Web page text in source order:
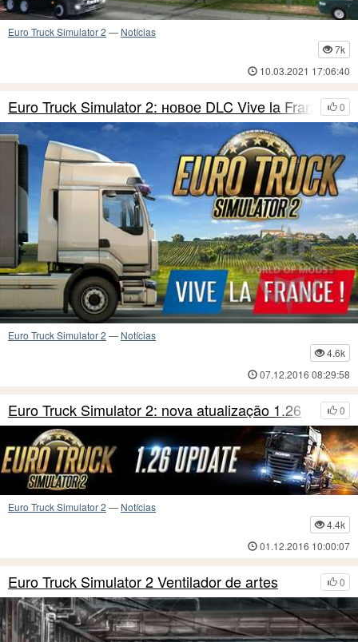
Euro Truck Simulator 2 — Notícias
7k
10.03.2021 17:06:40
0
Euro Truck Simulator 2: новое DLC Vive la France
Euro Truck Simulator 2 — Notícias
4.6k
07.12.2016 08:29:58
0
Euro Truck Simulator 2: nova atualização 1.26
Euro Truck Simulator 2 — Notícias
4.4k
01.12.2016 10:00:07
0
Euro Truck Simulator 2 Ventilador de artes